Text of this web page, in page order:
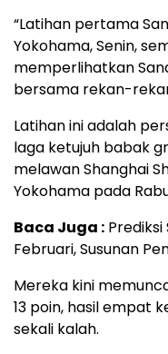
“Latihan pertama
Yokohama, Senin,
memperlihatkan
bersama rekan-
Latihan ini adalah
laga ketujuh babak
melawan Shanghai
Yokohama pada
Baca Juga : Prediksi
Februari, Susunan
Mereka kini
13 poin, hasil empat
sekali kalah.